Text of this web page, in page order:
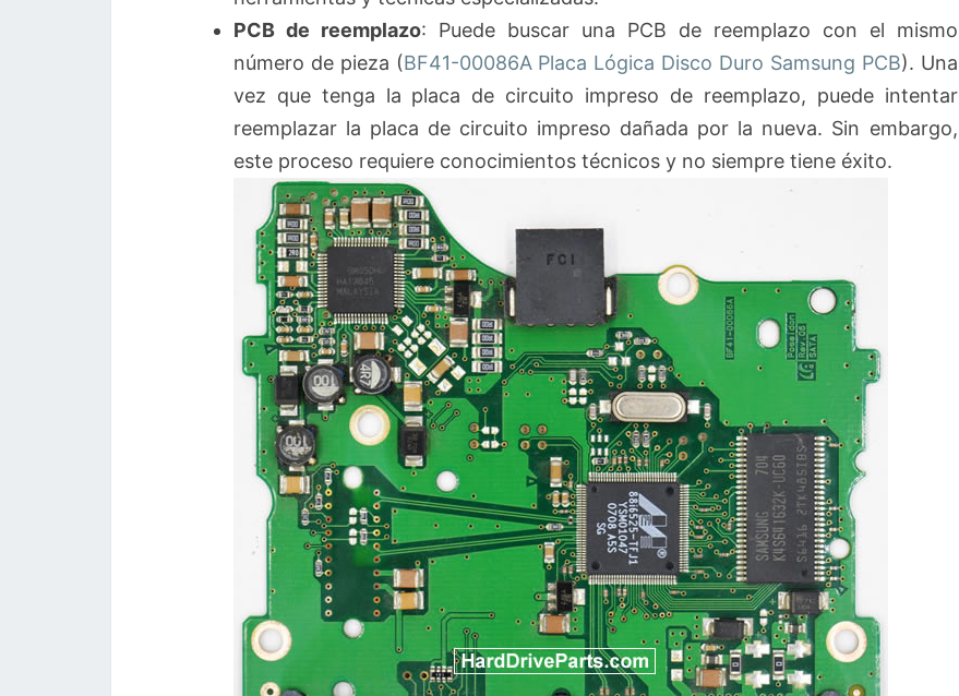
PCB de reemplazo: Puede buscar una PCB de reemplazo con el mismo
número de pieza (BF41-00086A Placa Lógica Disco Duro Samsung PCB). Una
vez que tenga la placa de circuito impreso de reemplazo, puede intentar
reemplazar la placa de circuito impreso dañada por la nueva. Sin embargo,
este proceso requiere conocimientos técnicos y no siempre tiene éxito.